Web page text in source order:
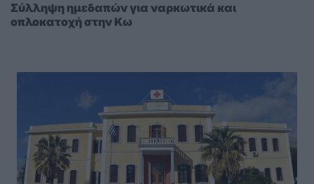
Σύλληψη ημεδαπών για ναρκωτικά και
οπλοκατοχή στην Κω